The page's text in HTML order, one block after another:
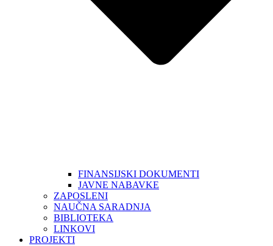
FINANSIJSKI DOKUMENTI
JAVNE NABAVKE
ZAPOSLENI
NAUČNA SARADNJA
BIBLIOTEKA
LINKOVI
PROJEKTI